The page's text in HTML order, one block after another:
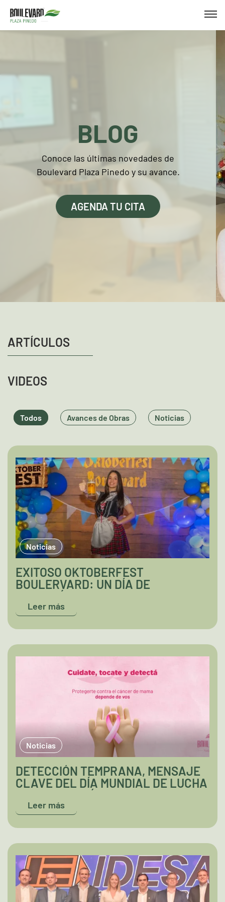
BLOG
Conoce las últimas novedades de
Boulevard Plaza Pinedo y su avance.
AGENDA TU CITA
ARTÍCULOS
VIDEOS
Todos Avances de Obras Noticias
Noticias
EXITOSO OKTOBERFEST
BOULERVARD: UN DÍA DE
DIVERSIÓN Y SABOR
Leer más
Noticias
DETECCIÓN TEMPRANA, MENSAJE
CLAVE DEL DÍA MUNDIAL DE LUCHA
CONTRA EL CÁNCER DE MAMA
Leer más